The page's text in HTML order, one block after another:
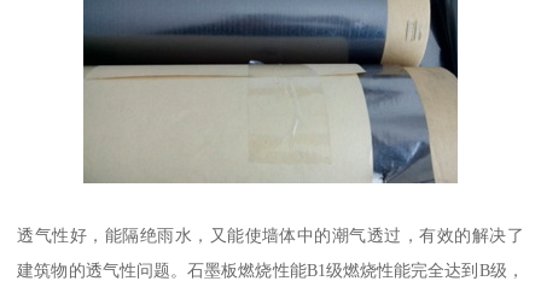
透气性好，能隔绝雨水，又能使墙体中的潮气透过，有效的解决了
建筑物的透气性问题。石墨板燃烧性能B1级燃烧性能完全达到B级，